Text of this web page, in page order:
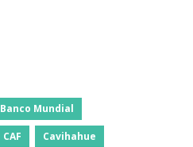
Banco Mundial
CAF Cavihahue